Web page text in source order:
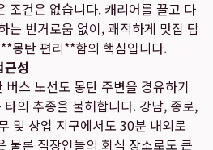
조건은 없습니다. 캐리어를 끌고 다
는 번거로움 없이, 쾌적하게 맛집 탐
몽탄 편리**함의 핵심입니다.
근성
스 노선도 몽탄 주변을 경유하기
의 추종을 불허합니다. 강남, 종로,
및 상업 지구에서도 30분 내외로
물론 직장인들의 회식 장소로도 큰